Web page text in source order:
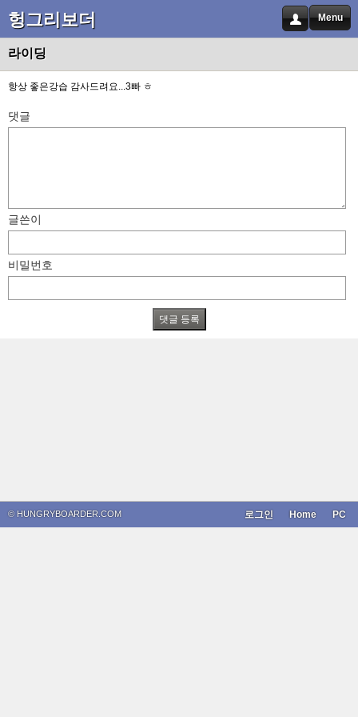
헝그리보더 Menu
라이딩
항상 좋은강습 감사드려요...3빠 ㅎ
댓글
글쓴이
비밀번호
© HUNGRYBOARDER.COM PC
Home
로그인